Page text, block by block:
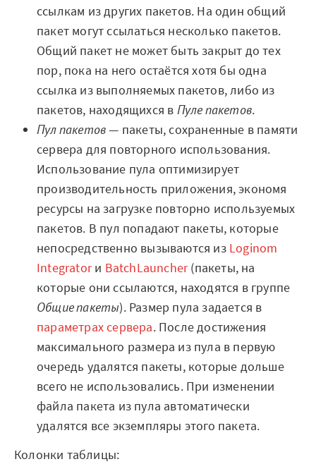
Преимущества
Для аналитиков
Для IT-специалистов
Вопросы и ответы
Маркетплейс
Готовые решения
Интеграции
Библиотеки компонентов
Обучение
Быстрый старт
Loginom.Навыки
Мастерская Loginom
Кубок Loginom
Клиенты
Проекты
ссылкам из других пакетов. На один общий
пакет могут ссылаться несколько пакетов.
Общий пакет не может быть закрыт до тех
пор, пока на него остаётся хотя бы одна
ссылка из выполняемых пакетов, либо из
пакетов, находящихся в Пуле пакетов.
Пул пакетов— пакеты, сохраненные в памяти
сервера для повторного использования.
Использование пула оптимизирует
производительность приложения, экономя
ресурсы на загрузке повторно используемых
пакетов. В пул попадают пакеты, которые
непосредственно вызываются из Loginom
Integratorи BatchLauncher(пакеты, на
которые они ссылаются, находятся в группе
Общие пакеты). Размер пула задается в
параметрах сервера. После достижения
максимального размера из пула в первую
очередь удалятся пакеты, которые дольше
всего не использовались. При изменении
файла пакета из пула автоматически
удалятся все экземпляры этого пакета.
Колонки таблицы: